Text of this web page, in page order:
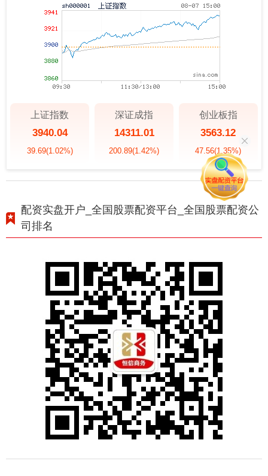
上证指数
3940.04
39.69(1.02%)
深证成指
14311.01
200.89(1.42%)
创业板指
3563.12
47.56(1.35%)
配资实盘开户_全国股票配资平台_全国股票配资公
司排名